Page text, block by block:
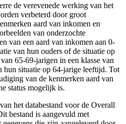
de verevenede werking van het
verbeterd door groot
aard van inkomen en
van onderzochte
van een aard van inkomen aan 0-
van hun ouders of de situatie op
65-69-jarigen in een klasse van
hun situatie op 64-jarige leeftijd. Tot
van de kenmerken aard van
status mogelijk is.
het databestand voor de Overall
bestand is aangevuld met